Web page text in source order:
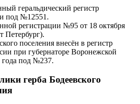
геральдический регистр
под №12551.
регистрации №95 от 18 октября
Петербург).
поселения внесён в регистр
при губернаторе Воронежской
года под №237.
герба Бодеевского